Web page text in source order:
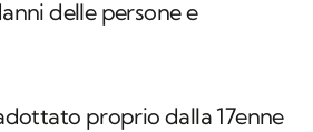
delle persone e
proprio dalla 17enne